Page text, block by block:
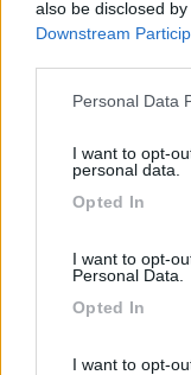
also be disclosed
Downstream
Please note that
not limited to your
use your data for
Personal Data
I want to opt-
personal data.
Opted In
I want to opt-
Personal Data.
Opted In
I want to opt-
IZ4DJI
58914
Inserito il08/10/2018
In risposta al
nonno pat 49 spero
intasamenti e rogne di